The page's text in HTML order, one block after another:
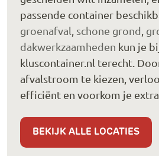
passende container
groenafval schone grond
dakwerkzaamheden kun je
kluscontainer.nl terecht.
afvalstroom te kiezen,
efficiënt en voorkom je
BEKIJK ALLE LOCATIES